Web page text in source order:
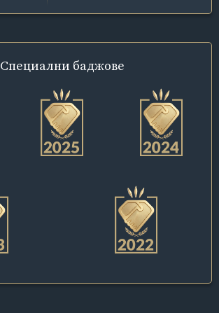
Специални баджове